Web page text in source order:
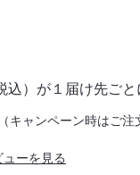
）が１届け先ごと
キャンペーン時はご注
ューを見る